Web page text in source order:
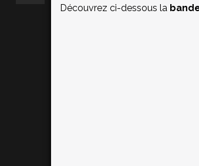
Découvrez ci-dessous la